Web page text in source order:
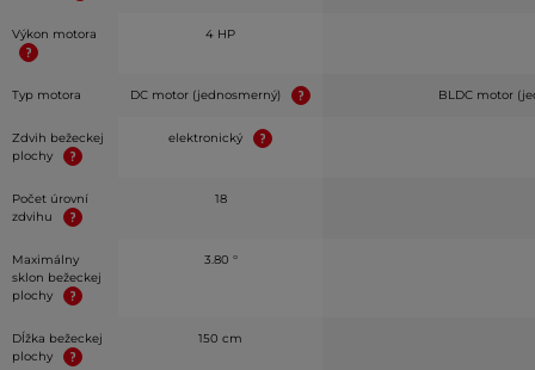
Výkon motora 4 HP
Typ motora DC motor (jednosmerný) BLDC motor
Zdvih bežeckej
plochy
elektronický
Počet úrovní
zdvihu
18
Maximálny
sklon bežeckej
plochy
3.80 °
Dĺžka bežeckej
plochy
150 cm